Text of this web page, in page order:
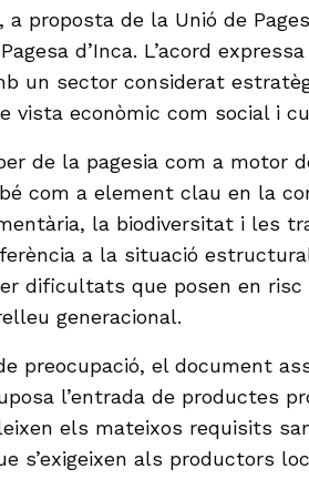
a proposta de la Unió de
d’Inca. L’acord
un sector considerat
vista econòmic com social i
de la pagesia com a motor
com a element clau en la
la biodiversitat i les
a la situació
dificultats que posen en
generacional.
preocupació, el document
l’entrada de productes
els mateixos requisits
s’exigeixen als productors